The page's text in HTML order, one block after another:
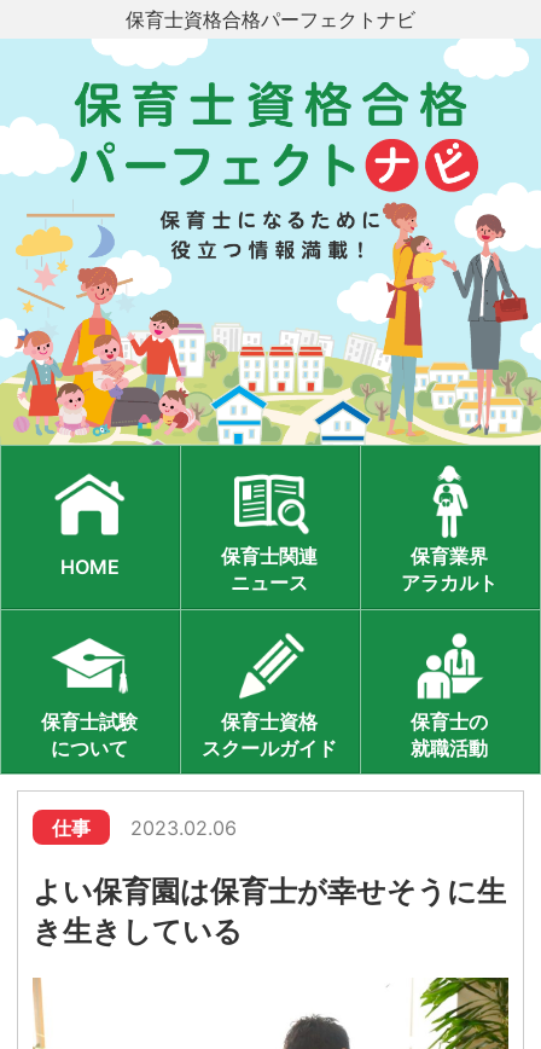
保育士資格合格パーフェクトナビ
HOME
保育士関連
ニュース
保育業界
アラカルト
保育士試験
について
保育士資格
スクールガイド
保育士の
就職活動
仕事 2023.02.06
よい保育園は保育士が幸せそうに生
き生きしている